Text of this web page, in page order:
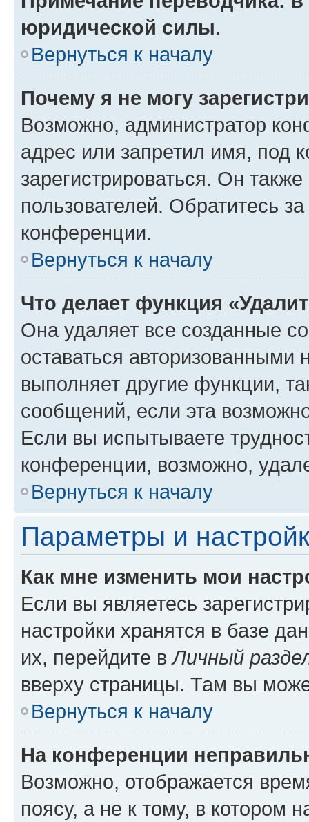
юридической силы.
Вернуться к началу
Почему я не могу
Возможно, администратор
адрес или запретил имя, под
зарегистрироваться. Он
пользователей. Обратитесь
конференции.
Вернуться к началу
Что делает функция
Она удаляет все созданные
оставаться авторизованными
выполняет другие функции,
сообщений, если эта
Если вы испытываете
конференции, возможно,
Вернуться к началу
Параметры и
Как мне изменить мои
Если вы являетесь
настройки хранятся в базе
их, перейдите вЛичный
вверху страницы. Там вы
Вернуться к началу
На конференции
Возможно, отображается
поясу, а не к тому, в котором